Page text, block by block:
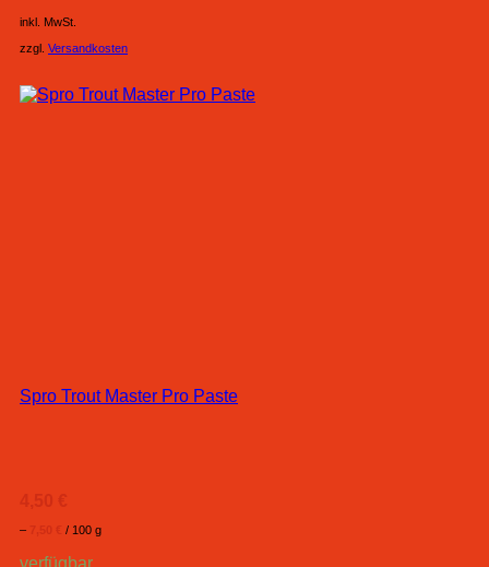
inkl. MwSt.
zzgl. Versandkosten
Spro Trout Master Pro Paste
4,50 €
– 7,50 € / 100 g
verfügbar